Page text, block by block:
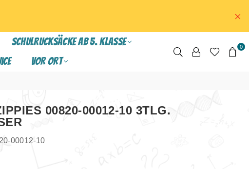
SCHULRUCKSÄCKE ab 5. Klasse
VOR ORT
0
00820-00012-10 3TLG.
00012-10